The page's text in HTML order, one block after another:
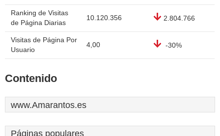
Ranking de Visitas
de Página Diarias
10.120.356 2.804.766
Visitas de Página Por
Usuario
4,00 -30%
Contenido
www.Amarantos.es
Páginas populares